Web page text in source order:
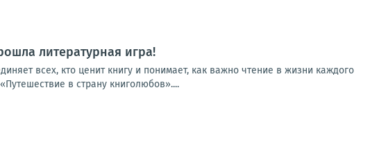
литературная игра!
всех, кто ценит книгу и понимает, как важно чтение в жизни каждого
в страну книголюбов»....